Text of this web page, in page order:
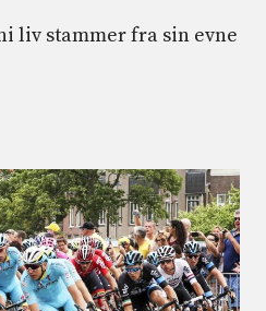
liv stammer fra sin evne